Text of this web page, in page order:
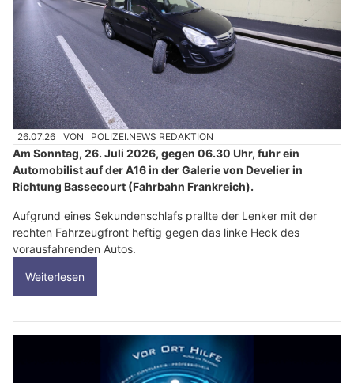
26.07.26 VON POLIZEI.NEWS REDAKTION
Am Sonntag, 26. Juli 2026, gegen 06.30 Uhr, fuhr ein
Automobilist auf der A16 in der Galerie von Develier in
Richtung Bassecourt (Fahrbahn Frankreich).
Aufgrund eines Sekundenschlafs prallte der Lenker mit der
rechten Fahrzeugfront heftig gegen das linke Heck des
vorausfahrenden Autos.
Weiterlesen